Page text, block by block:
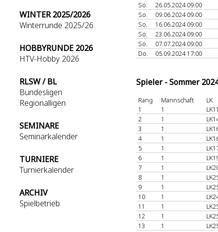
WINTER 2025/2026
Winterrunde 2025/26
HOBBYRUNDE 2026
HTV-Hobby 2026
RLSW / BL
Bundesligen
Regionalligen
SEMINARE
Seminarkalender
TURNIERE
Turnierkalender
ARCHIV
Spielbetrieb
So.
26.05.2024 09:00
So.
09.06.2024 09:00
So.
16.06.2024 09:00
So.
23.06.2024 09:00
So.
07.07.2024 09:00
Do.
05.09.2024 17:00
Spieler - Sommer
Rang Mannschaft
LK
1
1
2
1
3
1
4
1
5
1
6
1
7
1
8
1
9
1
10
1
11
1
12
1
13
1